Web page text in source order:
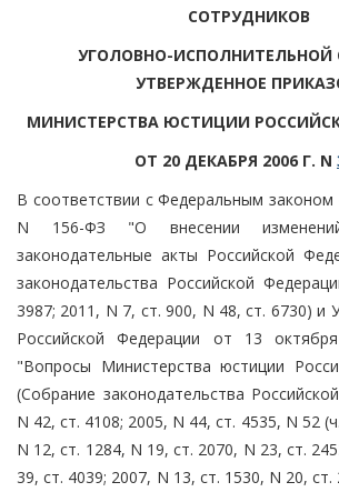
СОТРУДНИКОВ
УГОЛОВНО-ИСПОЛНИТЕЛЬНОЙ
УТВЕРЖДЕННОЕ
МИНИСТЕРСТВА ЮСТИЦИИ
ОТ 20 ДЕКАБРЯ 2006 Г. N
В соответствии с Федеральным
N 156-ФЗ "О внесении
законодательные акты Российской
законодательства Российской
3987; 2011, N 7, ст. 900, N 48, ст. 6730) и
Российской Федерации от 13
"Вопросы Министерства юстиции
(Собрание законодательства
N 42, ст. 4108; 2005, N 44, ст. 4535, N 52
N 12, ст. 1284, N 19, ст. 2070, N 23, ст.
39, ст. 4039; 2007, N 13, ст. 1530, N 20,